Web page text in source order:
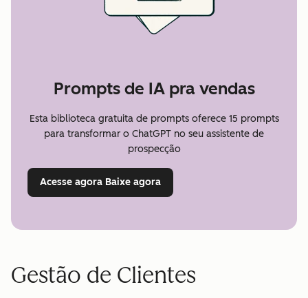
Prompts de IA pra vendas
Esta biblioteca gratuita de prompts oferece 15 prompts
para transformar o ChatGPT no seu assistente de
prospecção
Acesse agora Baixe agora
Gestão de Clientes